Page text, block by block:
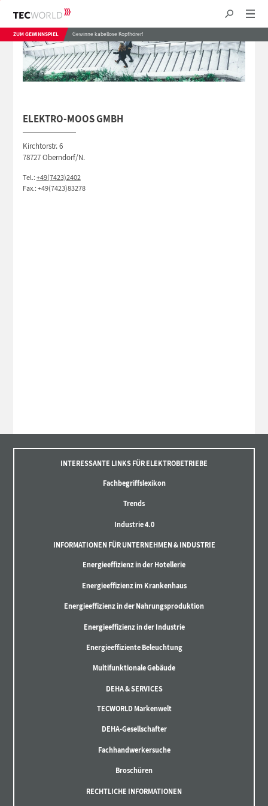
ZUM GEWINNSPIEL Gewinne kabellose Kopfhörer!
ELEKTRO-MOOS GMBH
Kirchtorstr. 6
78727 Oberndorf/N.
Tel.:+49(7423)2402
Fax.: +49(7423)83278
INTERESSANTE LINKS FÜR ELEKTROBETRIEBE
Fachbegriffslexikon
Trends
Industrie 4.0
INFORMATIONEN FÜR UNTERNEHMEN & INDUSTRIE
Energieeffizienz in der Hotellerie
Energieeffizienz im Krankenhaus
Energieeffizienz in der Nahrungsproduktion
Energieeffizienz in der Industrie
Energieeffiziente Beleuchtung
Multifunktionale Gebäude
DEHA & SERVICES
TECWORLD Markenwelt
DEHA-Gesellschafter
Fachhandwerkersuche
Broschüren
RECHTLICHE INFORMATIONEN